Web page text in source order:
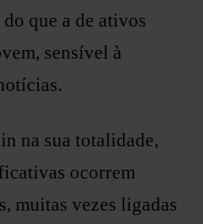
que a de ativos
sensível à
na sua totalidade,
ocorrem
muitas vezes ligadas